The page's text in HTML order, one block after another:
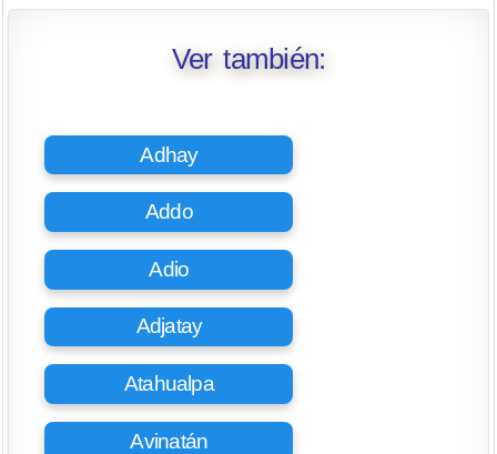
Ver también:
Adhay
Addo
Adio
Adjatay
Atahualpa
Avinatán